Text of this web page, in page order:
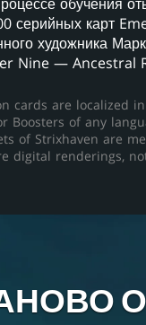
серийных карт
художника
Nine — Ancestral
cards are localized
Boosters of any
of Strixhaven are
digital renderings,